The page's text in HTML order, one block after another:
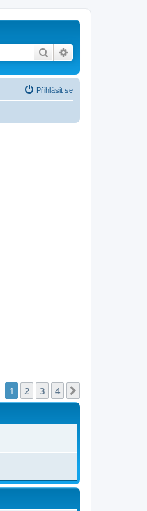
Hledat
Přihlásit se
1 2 3 4